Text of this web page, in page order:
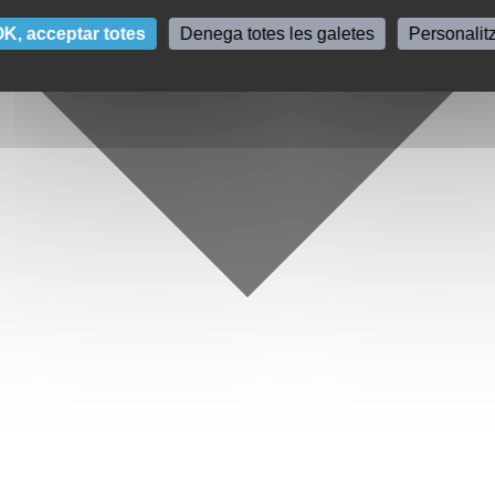
acceptar totes Denega totes les galetes